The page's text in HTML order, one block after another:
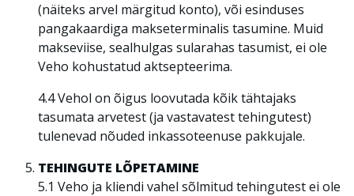
(näiteks arvel märgitud konto), või esinduses
pangakaardiga makseterminalis tasumine. Muid
makseviise, sealhulgas sularahas tasumist, ei ole
Veho kohustatud aktsepteerima.
4.4 Vehol on õigus loovutada kõik tähtajaks
tasumata arvetest (ja vastavatest tehingutest)
tulenevad nõuded inkassoteenuse pakkujale.
TEHINGUTE LÕPETAMINE
5.1 Veho ja kliendi vahel sõlmitud tehingutest ei ole